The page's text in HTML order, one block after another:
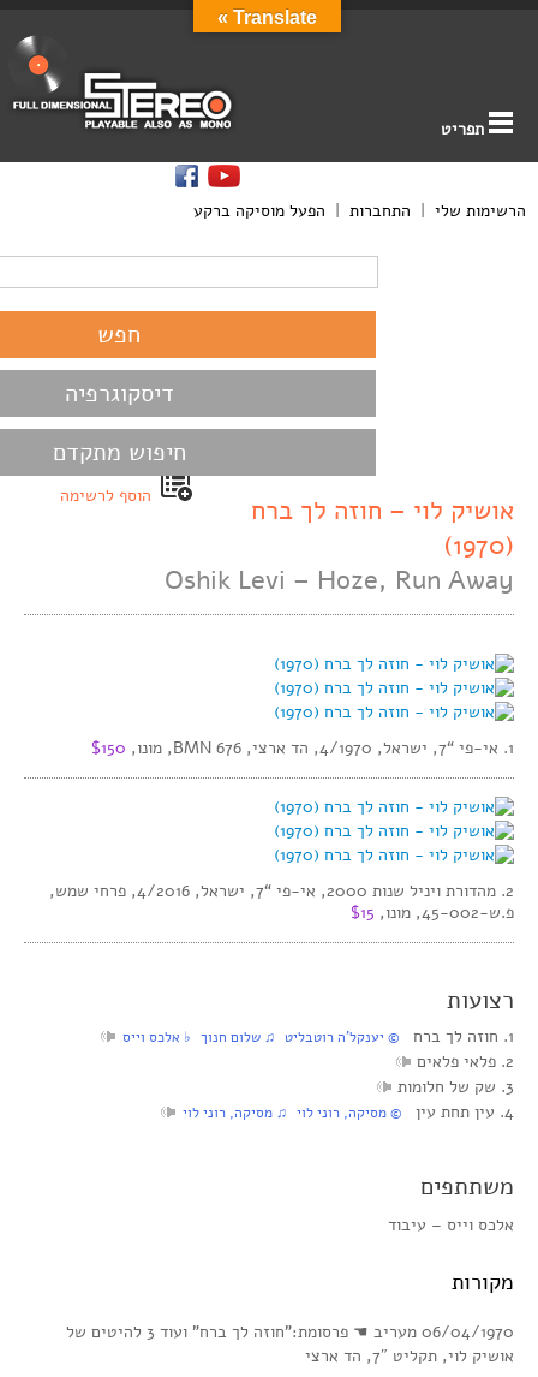
תפריט
הרשימות שלי | התחברות | הפעל מוסיקה ברקע
דיסקוגרפיה
חיפוש מתקדם
הוסף לרשימה
אושיק לוי – חוזה לך ברח
(1970)
Oshik Levi – Hoze, Run Away
1. אי-פי “7, ישראל, 4/1970, הד ארצי, BMN 676, מונו, $150
2. מהדורת ויניל שנות 2000, אי-פי “7, ישראל, 4/2016, פרחי שמש,
פ.ש-45-002, מונו,
$15
רצועות
1. חוזה לך ברח © יענקל’ה רוטבליט ♫ שלום חנוך ♭ אלכס וייס
2. פלאי פלאים
3. שק של חלומות
4. עין תחת עין
© מסיקה, רוני לוי ♫ מסיקה, רוני לוי
משתתפים
אלכס וייס – עיבוד
מקורות
06/04/1970 מעריב ☚ פרסומת:”חוזה לך ברח” ועוד 3 להיטים של
אושיק לוי, תקליט 7″, הד ארצי
Translate »